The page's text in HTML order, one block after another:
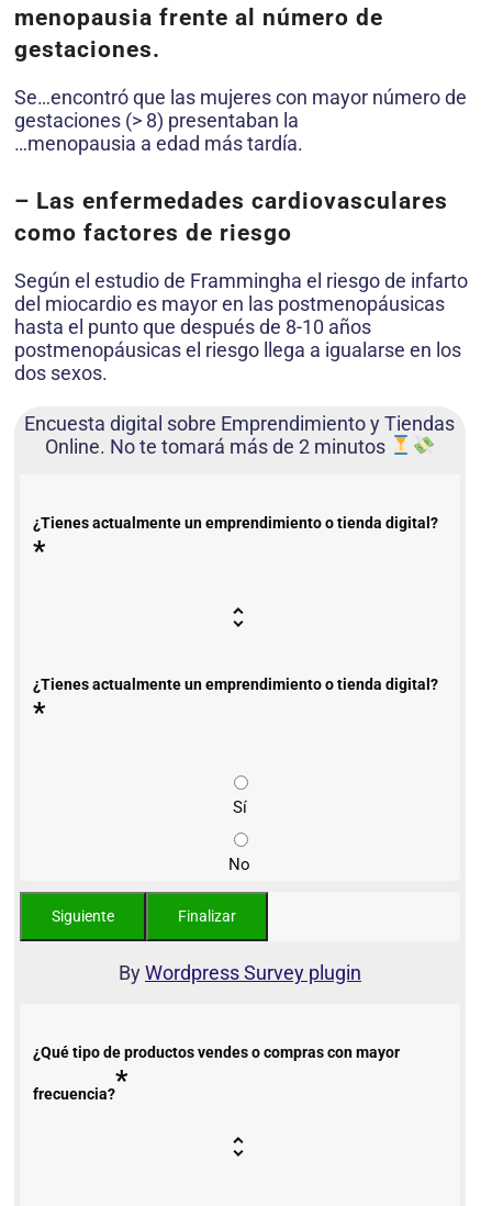
menopausia frente al número de
gestaciones.
Se…encontró que las mujeres con mayor número de
gestaciones (> 8) presentaban la
…menopausia a edad más tardía.
– Las enfermedades cardiovasculares
como factores de riesgo
Según el estudio de Frammingha el riesgo de infarto
del miocardio es mayor en las postmenopáusicas
hasta el punto que después de 8-10 años
postmenopáusicas el riesgo llega a igualarse en los
dos sexos.
Encuesta digital sobre Emprendimiento y Tiendas
Online. No te tomará más de 2 minutos
¿Tienes actualmente un emprendimiento o tienda digital?
*
¿Tienes actualmente un emprendimiento o tienda digital?
*
Sí
No
ByWordpress Survey plugin
¿Qué tipo de productos vendes o compras con mayor
frecuencia?*